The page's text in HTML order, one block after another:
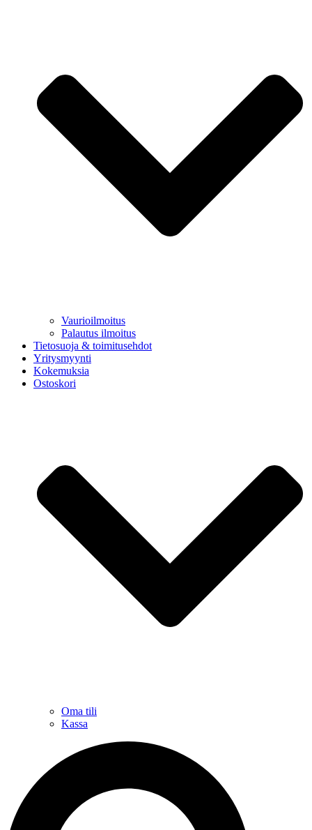
Vaurioilmoitus
Palautus ilmoitus
Tietosuoja & toimitusehdot
Yritysmyynti
Kokemuksia
Ostoskori
Oma tili
Kassa